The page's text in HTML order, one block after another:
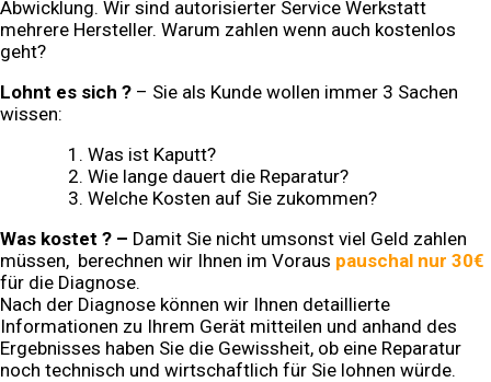
Abwicklung. Wir sind autorisierter Service Werkstatt
mehrere Hersteller. Warum zahlen wenn auch kostenlos
geht?
Lohnt es sich ? – Sie als Kunde wollen immer 3 Sachen
wissen:
Was ist Kaputt?
Wie lange dauert die Reparatur?
Welche Kosten auf Sie zukommen?
Was kostet ? – Damit Sie nicht umsonst viel Geld zahlen
müssen, berechnen wir Ihnen im Voraus pauschal nur 30€
für die Diagnose.
Nach der Diagnose können wir Ihnen detaillierte
Informationen zu Ihrem Gerät mitteilen und anhand des
Ergebnisses haben Sie die Gewissheit, ob eine Reparatur
noch technisch und wirtschaftlich für Sie lohnen würde.